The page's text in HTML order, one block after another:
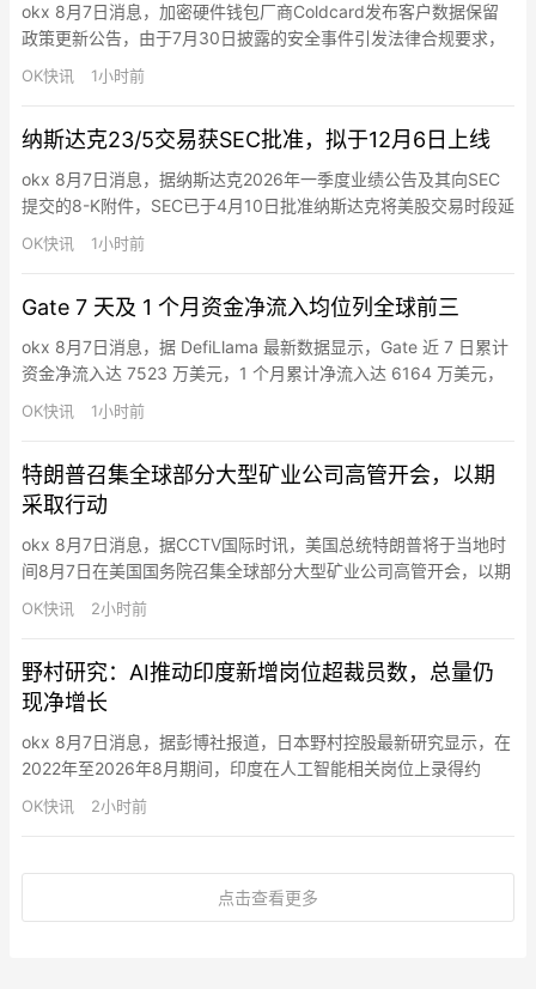
okx 8月7日消息，加密硬件钱包厂商Coldcard发布客户数据保留
政策更新公告，由于7月30日披露的安全事件引发法律合规要求，
该公司已暂时暂停原有的客户数据自动清除机制。此前，Coldcard
的标准做法是在客户记录保存120天后自动清空，仅保留用户邮箱
除数据。Coldcard表示，因安全事件涉及正…
OK快讯 1小时前
纳斯达克23/5交易获SEC批准，拟于12月6日上线
okx 8月7日消息，据纳斯达克2026年一季度业绩公告及其向SEC
提交的8-K附件，SEC已于4月10日批准纳斯达克将美股交易时段延
长至每周5天、每天23小时的规则变更。纳斯达克计划于2026年12
月6日启动23/5交易。新安排拟分为日间时段（美东时间4:00—
小时。SEC批准…
OK快讯 1小时前
Gate 7 天及 1 个月资金净流入均位列全球前三
okx 8月7日消息，据 DefiLlama 最新数据显示，Gate 近 7 日累计
资金净流入达 7523 万美元，1 个月累计净流入达 6164 万美元，
均排名全球前三。
OK快讯 1小时前
特朗普召集全球部分大型矿业公司高管开会，以期
采取行动
okx 8月7日消息，据CCTV国际时讯，美国总统特朗普将于当地时
间8月7日在美国国务院召集全球部分大型矿业公司高管开会，以期
采取行动，“保障美国及盟友的关键矿产供应”。路透社的报道称，
美国现正急需关键矿产来补充对伊朗战事期间耗损的武器库存。在
空拦截弹。美国国防官员和议员均警告称，鉴于现有产能受限，
补…
OK快讯 2小时前
野村研究：AI推动印度新增岗位超裁员数，总量仍
现净增长
okx 8月7日消息，据彭博社报道，日本野村控股最新研究显示，在
2022年至2026年8月期间，印度在人工智能相关岗位上录得约
8.31万次招聘，而裁员及自然流失约3.19万次，AI带来的新增就业
显著超过岗位减少。报告基于亚洲69个典型案例统计称，印度因体
机器人替代的客服与支持岗位，而新增岗位主要为…
OK快讯 2小时前
点击查看更多